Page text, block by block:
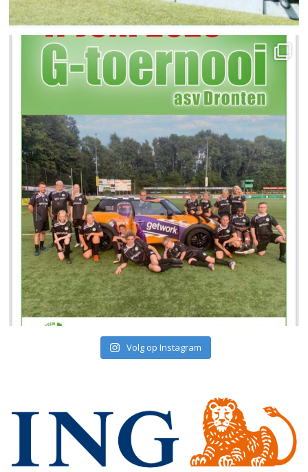
Volg op Instagram